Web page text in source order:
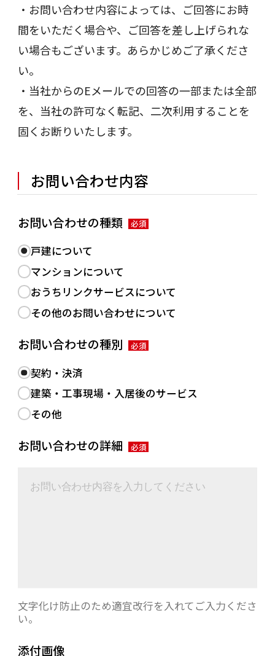
・お問い合わせ内容によっては、ご回答にお時
間をいただく場合や、ご回答を差し上げられな
い場合もございます。あらかじめご了承くださ
い。
・当社からのEメールでの回答の一部または全部
を、当社の許可なく転記、二次利用することを
固くお断りいたします。
お問い合わせ内容
お問い合わせの種類 必須
戸建について
マンションについて
おうちリンクサービスについて
その他のお問い合わせについて
お問い合わせの種別 必須
契約・決済
建築・工事現場・入居後のサービス
その他
お問い合わせの詳細 必須
文字化け防止のため適宜改行を入れてご入力くださ
い。
添付画像